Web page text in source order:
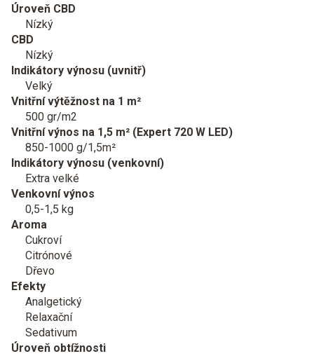
Úroveň CBD
Nízký
CBD
Nízký
Indikátory výnosu (uvnitř)
Velký
Vnitřní výtěžnost na 1 m²
500 gr/m2
Vnitřní výnos na 1,5 m² (Expert 720 W LED)
850-1000 g/1,5m²
Indikátory výnosu (venkovní)
Extra velké
Venkovní výnos
0,5-1,5 kg
Aroma
Cukroví
Citrónové
Dřevo
Efekty
Analgetický
Relaxační
Sedativum
Úroveň obtížnosti